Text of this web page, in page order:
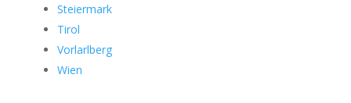
Steiermark
Tirol
Vorlarlberg
Wien